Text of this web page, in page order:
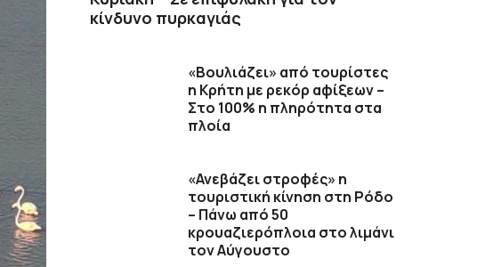
κίνδυνο πυρκαγιάς
«Βουλιάζει» από τουρίστες
η Κρήτη με ρεκόρ αφίξεων –
Στο 100% η πληρότητα στα
πλοία
«Ανεβάζει στροφές» η
τουριστική κίνηση στη Ρόδο
– Πάνω από 50
κρουαζιερόπλοια στο λιμάνι
τον Αύγουστο